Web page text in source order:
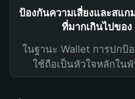
ป้องกันความเสี่ยงและสแ
ที่มากเกินไปของ
ในฐานะ Wallet การปกป้
ใช้ถือเป็นหัวใจหลักใน